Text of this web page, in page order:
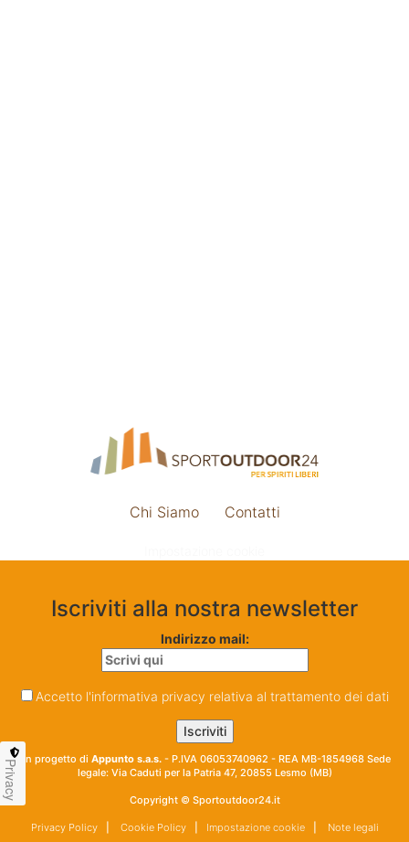
Chi Siamo Contatti
Iscriviti alla nostra newsletter
Indirizzo mail:
Accetto l'informativa privacy relativa al trattamento dei dati
Un progetto di Appunto s.a.s. - P.IVA 06053740962 - REA MB-1854968 Sede
legale: Via Caduti per la Patria 47, 20855 Lesmo (MB)
Copyright © Sportoutdoor24.it
Privacy Policy| Cookie Policy| Impostazione cookie| Note legali
Privacy